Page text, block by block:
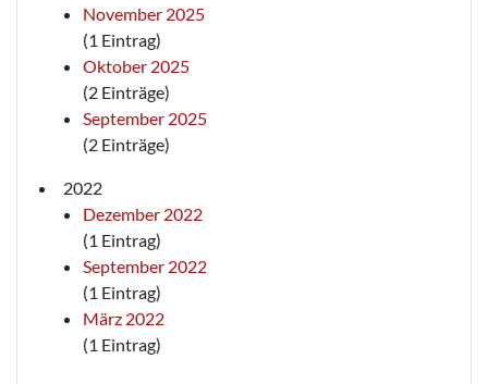
November 2025
(1 Eintrag)
Oktober 2025
(2 Einträge)
September 2025
(2 Einträge)
2022
Dezember 2022
(1 Eintrag)
September 2022
(1 Eintrag)
März 2022
(1 Eintrag)